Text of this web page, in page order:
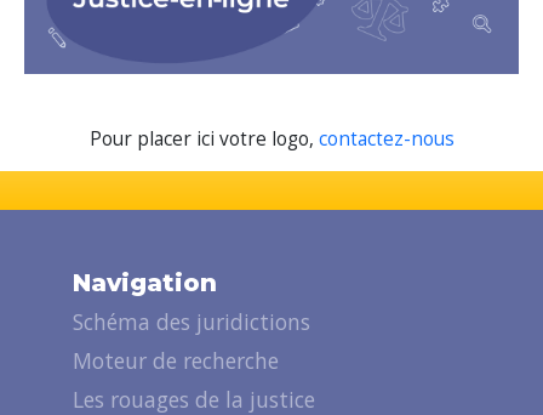
Pour placer ici votre logo, contactez-nous
Navigation
Schéma des juridictions
Moteur de recherche
Les rouages de la justice